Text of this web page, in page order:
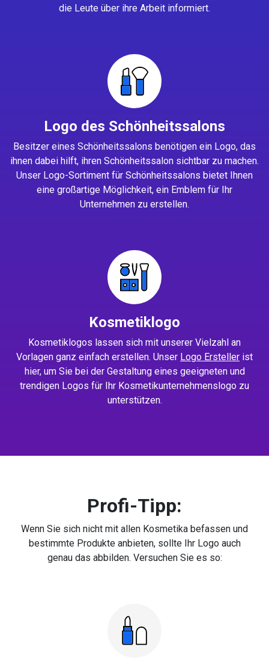
die Leute über ihre Arbeit informiert.
Logo des Schönheitssalons
Besitzer eines Schönheitssalons benötigen ein Logo, das
ihnen dabei hilft, ihren Schönheitssalon sichtbar zu machen.
Unser Logo-Sortiment für Schönheitssalons bietet Ihnen
eine großartige Möglichkeit, ein Emblem für Ihr
Unternehmen zu erstellen.
Kosmetiklogo
Kosmetiklogos lassen sich mit unserer Vielzahl an
Vorlagen ganz einfach erstellen. Unser Logo Ersteller ist
hier, um Sie bei der Gestaltung eines geeigneten und
trendigen Logos für Ihr Kosmetikunternehmenslogo zu
unterstützen.
Profi-Tipp:
Wenn Sie sich nicht mit allen Kosmetika befassen und
bestimmte Produkte anbieten, sollte Ihr Logo auch
genau das abbilden. Versuchen Sie es so: